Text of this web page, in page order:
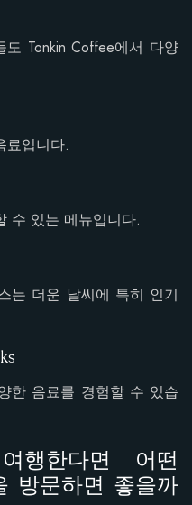
Tonkin Coffee에서 다양
료입니다.
수 있는 메뉴입니다.
는 더운 날씨에 특히 인기
한 음료를 경험할 수 있습
행한다면 어떤
방문하면 좋을까